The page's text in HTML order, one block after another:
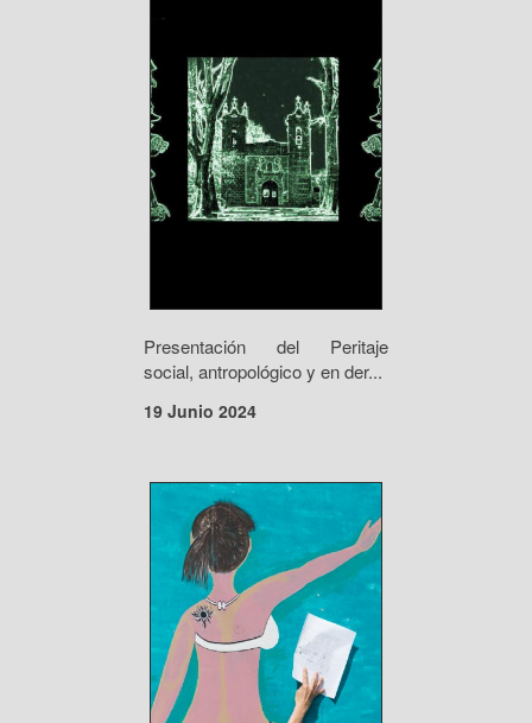
Presentación del Peritaje
social, antropológico y en der...
19 Junio 2024